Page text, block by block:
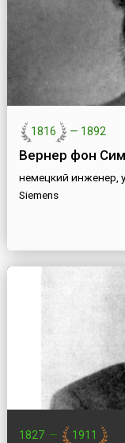
1816 — 1892
Вернер фон
немецкий инженер,
Siemens
1827 — 1911